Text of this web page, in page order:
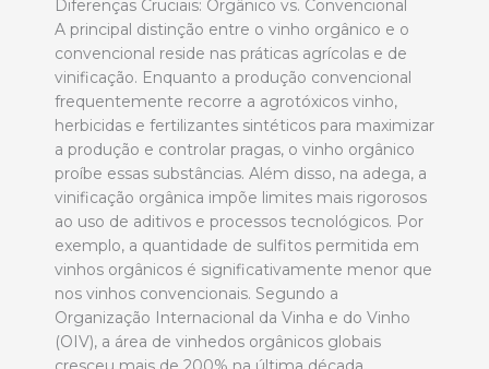
Diferenças Cruciais: Orgânico vs. Convencional
A principal distinção entre o vinho orgânico e o
convencional reside nas práticas agrícolas e de
vinificação. Enquanto a produção convencional
frequentemente recorre a agrotóxicos vinho,
herbicidas e fertilizantes sintéticos para maximizar
a produção e controlar pragas, o vinho orgânico
proíbe essas substâncias. Além disso, na adega, a
vinificação orgânica impõe limites mais rigorosos
ao uso de aditivos e processos tecnológicos. Por
exemplo, a quantidade de sulfitos permitida em
vinhos orgânicos é significativamente menor que
nos vinhos convencionais. Segundo a
Organização Internacional da Vinha e do Vinho
(OIV), a área de vinhedos orgânicos globais